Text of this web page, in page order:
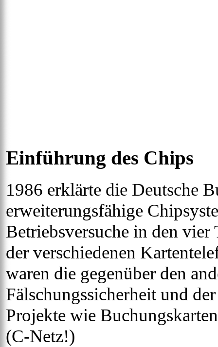
Einführung des Chips
1986 erklärte die Deutsche
erweiterungsfähige
Betriebsversuche in den
der verschiedenen
waren die gegenüber den
Fälschungssicherheit und
Projekte wie
(C-Netz!)